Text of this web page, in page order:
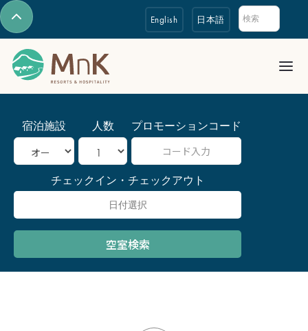
English 日本語
宿泊施設
チェックイン・チェックアウト
人数 プロモーションコード